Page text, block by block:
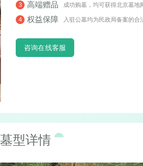
3 高端赠品 成功购墓，均可获得北京墓地
4 权益保障 入驻公墓均为民政局备案的合
咨询在线客服
墓型详情